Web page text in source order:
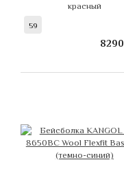
красный
59
8290